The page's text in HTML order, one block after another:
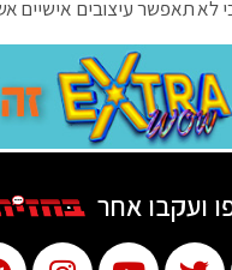
לא תאפשר עיצובים אישיים
ועקבו אחר